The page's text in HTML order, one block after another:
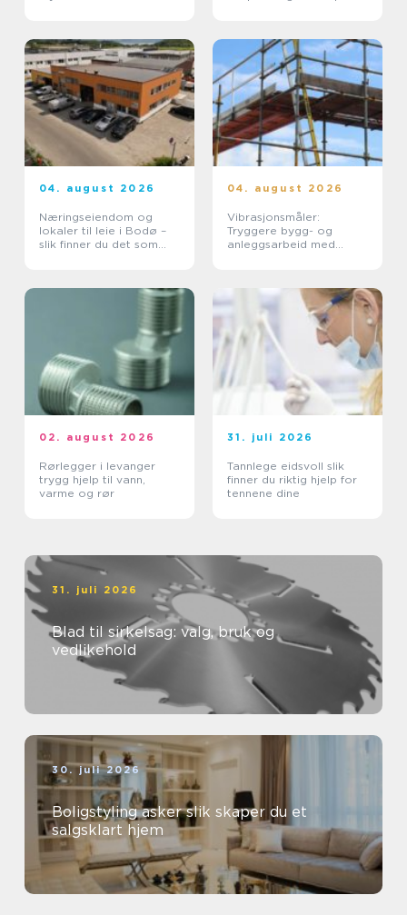
04. august 2026
Næringseiendom og
lokaler til leie i Bodø –
slik finner du det som
04. august 2026
Vibrasjonsmåler:
Tryggere bygg- og
anleggsarbeid med
02. august 2026
Rørlegger i levanger
trygg hjelp til vann,
varme og rør
31. juli 2026
Tannlege eidsvoll slik
finner du riktig hjelp for
tennene dine
31. juli 2026
Blad til sirkelsag: valg, bruk og
vedlikehold
30. juli 2026
Boligstyling asker slik skaper du et
salgsklart hjem